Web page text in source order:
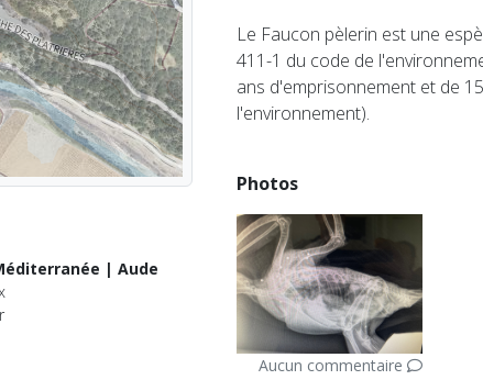
Le Faucon pèlerin est une
411-1 du code de
ans d'emprisonnement et de
l'environnement).
Photos
Aucun commentaire
| Aude